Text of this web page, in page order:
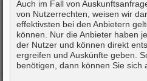
Auch im Fall von
von Nutzerrechten, weisen wir
effektivsten bei den Anbietern
können. Nur die Anbieter haben
der Nutzer und können direkt
ergreifen und Auskünfte geben.
benötigen, dann können Sie sich